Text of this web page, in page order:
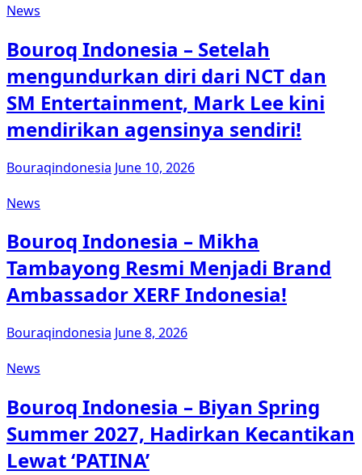
News
Bouroq Indonesia – Setelah
mengundurkan diri dari NCT dan
SM Entertainment, Mark Lee kini
mendirikan agensinya sendiri!
Bouraqindonesia June 10, 2026
News
Bouroq Indonesia – Mikha
Tambayong Resmi Menjadi Brand
Ambassador XERF Indonesia!
Bouraqindonesia June 8, 2026
News
Bouroq Indonesia – Biyan Spring
Summer 2027, Hadirkan Kecantikan
Lewat ‘PATINA’